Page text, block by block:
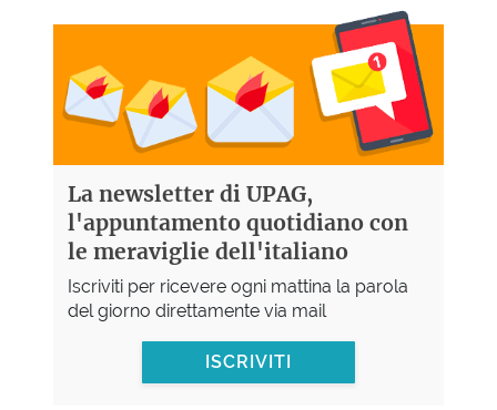
La newsletter di UPAG,
l'appuntamento quotidiano con
le meraviglie dell'italiano
Iscriviti per ricevere ogni mattina la parola
del giorno direttamente via mail
ISCRIVITI